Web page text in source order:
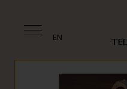
EN